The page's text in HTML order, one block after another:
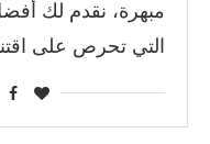
مبهرة، نقدم لك
التي تحرص على